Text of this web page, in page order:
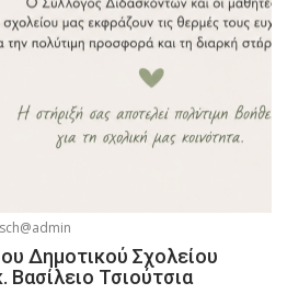
Δημοτικού Σχολείου
Τσιούτσια